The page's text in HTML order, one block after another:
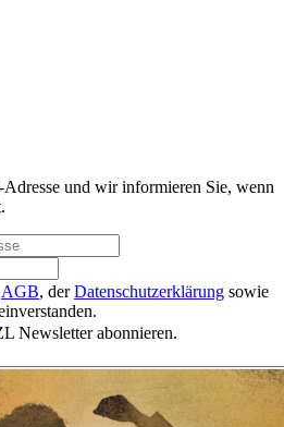
und wir informieren Sie, wenn
AGB, derDatenschutzerklärung sowie
Newsletter abonnieren.